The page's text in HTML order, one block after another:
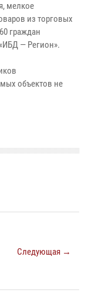
мелкое
из торговых
граждан
— Регион».
объектов не
Следующая →